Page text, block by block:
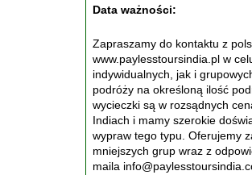
Data ważności:
Zapraszamy do kontaktu z
www.paylesstoursindia.pl w
indywidualnych, jak i
podróży na określoną ilość
wycieczki są w rozsądnych
Indiach i mamy szerokie
wypraw tego typu. Oferujemy
mniejszych grup wraz z
maila